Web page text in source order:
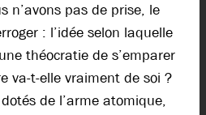
n’avons pas de prise, le
: l’idée selon laquelle
théocratie de s’emparer
va-t-elle vraiment de soi ?
de l’arme atomique,